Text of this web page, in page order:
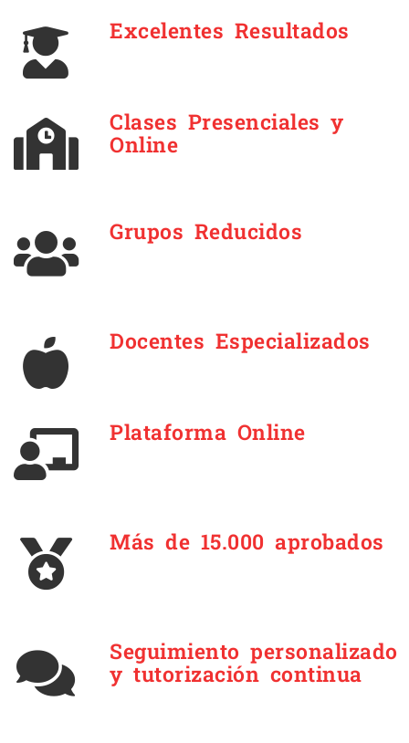
Excelentes Resultados
Clases Presenciales y
Online
Grupos Reducidos
Docentes Especializados
Plataforma Online
Más de 15.000 aprobados
Seguimiento personalizado
y tutorización continua